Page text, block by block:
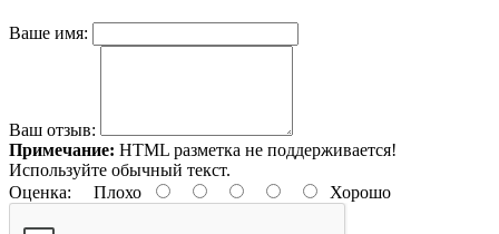
Ваше имя:
Ваш отзыв:
Примечание: HTML разметка не поддерживается!
Используйте обычный текст.
Оценка: Плохо Хорошо